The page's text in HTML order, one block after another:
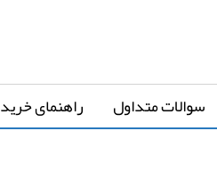
سوالات متداول راهنمای خرید